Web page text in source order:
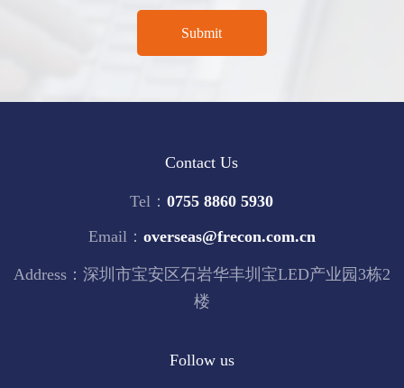
Contact Us
Tel：0755 8860 5930
Email： overseas@frecon.com.cn
Address：深圳市宝安区石岩华丰圳宝LED产业园3栋2
楼
Follow us